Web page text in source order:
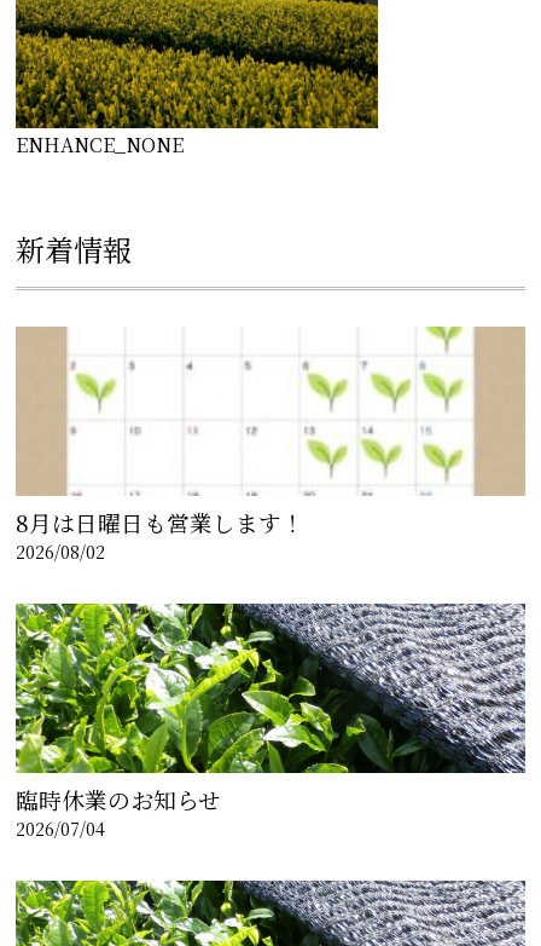
ENHANCE_NONE
新着情報
8月は日曜日も営業します！
2026/08/02
臨時休業のお知らせ
2026/07/04